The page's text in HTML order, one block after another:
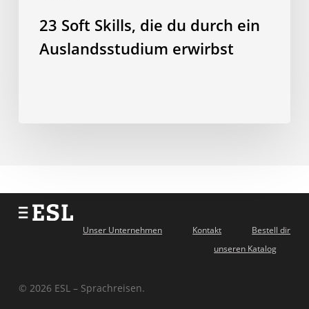
23 Soft Skills, die du durch ein
Auslandsstudium erwirbst
Unser Unternehmen Kontakt
Bestell dir
unseren Katalog
© 2026 ESL – Sprachreisen.